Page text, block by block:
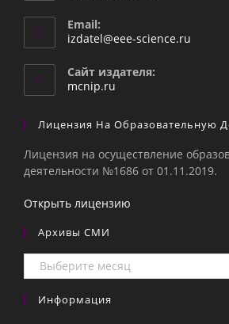
Email:
izdatel@eee-science.ru
Сайт издателя:
mcnip.ru
Лицензия На Образовательную
Лицензия на осуществление
деятельности №1686 от 01.11.2019.
Открыть лицензию
Архивы СМИ
Архивы
СМИ
Информация